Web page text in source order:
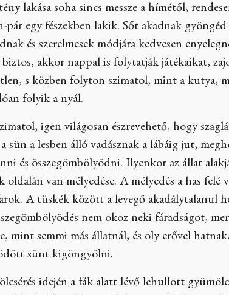
lakása soha sincs messze a hímétől,
egy fészekben lakik. Sőt akadnak
és szerelmesek módjára kedvesen
akkor nappal is folytatják játékaikat,
s közben folyton szimatol, mint a kutya,
folyik a nyál.
igen világosan észrevehető, hogy
a lesben álló vadásznak a lábáig jut,
és összegömbölyödni. Ilyenkor az állat
van mélyedése. A mélyedés a has felé
A tüskék között a levegő akadálytalanul
nem okoz neki fáradságot,
mint semmi más állatnál, és oly erővel
sünt kigöngyölni.
idején a fák alatt lévő lehullott